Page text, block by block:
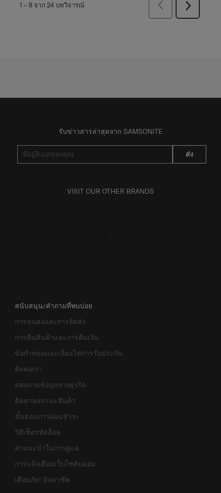
1 –8 จาก 24 บทวิจารณ์
ก่อน
ถัด
รับข่าวสารล่าสุดจาก SAMSONITE
ส่ง
VISIT OUR OTHER BRANDS
สนับสนุน/คำถามที่พบบ่อย
การขนส่งและการจัดส่ง
การคืนสินค้าและการคืนเงิน
ข้อกำหนดและเงื่อนไขการรับประกัน
ติดต่อเรา
สอบถามข้อมูลทางธุรกิจ
ติดตามสถานะสินค้า
ขั้นตอนการผ่อนชำระ
วิธีเซ็ตรหัสล็อค
คำแนะนำในการดูแล
การแจ้งเตือนเว็บไซต์ปลอม
เตือนภัย! มิจฉาชีพ